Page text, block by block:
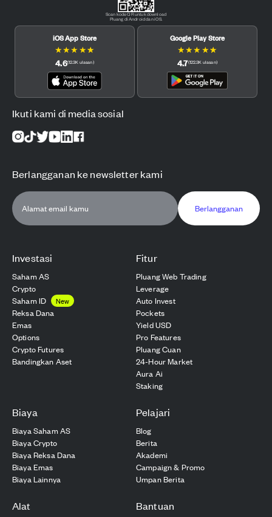
Investasi
Saham AS
Crypto
Saham ID
New
Reksa Dana
Emas
Options
Crypto Futures
Bandingkan Aset
Fitur
Pluang Web Trading
Leverage
Auto Invest
Pockets
Yield USD
Pro Features
Pluang Cuan
24-Hour Market
Aura Ai
Staking
Biaya
Biaya Saham AS
Biaya Crypto
Biaya Reksa Dana
Biaya Emas
Biaya Lainnya
Pelajari
Blog
Berita
Akademi
Campaign & Promo
Umpan Berita
Alat Bantuan
Scan kode QR untuk download
Pluang di Android dan iOS.
iOS App Store
★★★ ★★
4.6(12.3K ulasan)
Google Play Store
★★★ ★★
4.7(122.3K ulasan)
Ikuti kami di media sosial
Berlangganan ke newsletter kami
Berlangganan